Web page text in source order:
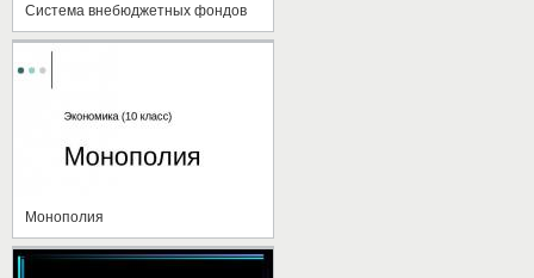
Система внебюджетных фондов
Монополия